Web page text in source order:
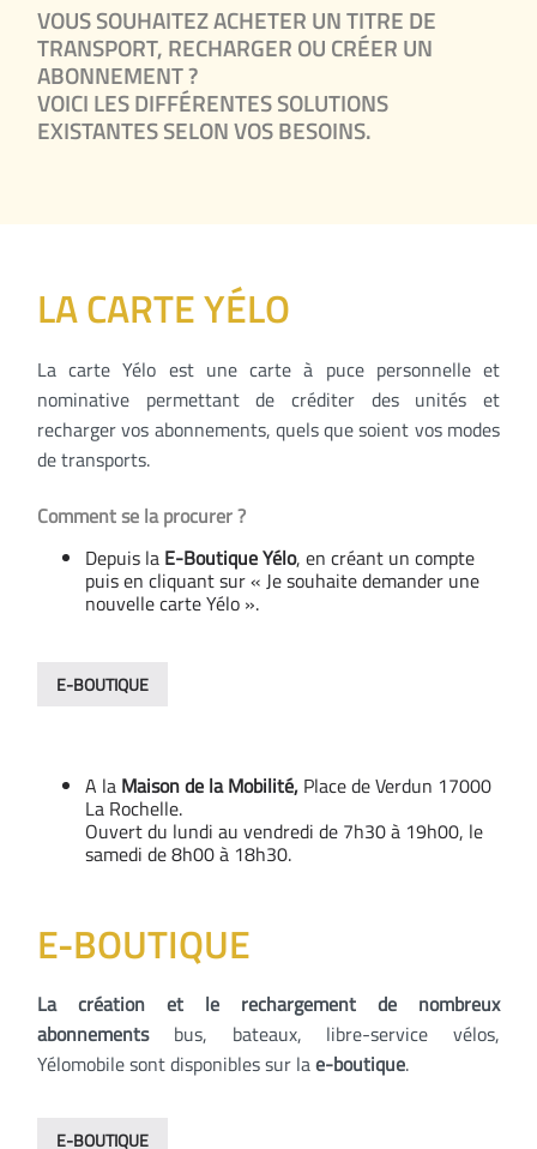
VOUS SOUHAITEZ ACHETER UN TITRE DE
TRANSPORT, RECHARGER OU CRÉER UN
ABONNEMENT ?
VOICI LES DIFFÉRENTES SOLUTIONS
EXISTANTES SELON VOS BESOINS.
LA CARTE YÉLO
La carte Yélo est une carte à puce personnelle et
nominative permettant de créditer des unités et
recharger vos abonnements, quels que soient vos modes
de transports.
Comment se la procurer ?
Depuis la E-Boutique Yélo, en créant un compte
puis en cliquant sur « Je souhaite demander une
nouvelle carte Yélo ».
E-BOUTIQUE
A la Maison de la Mobilité, Place de Verdun 17000
La Rochelle.
Ouvert du lundi au vendredi de 7h30 à 19h00, le
samedi de 8h00 à 18h30.
E-BOUTIQUE
La création et le rechargement de nombreux
abonnementsbus, bateaux, libre-service vélos,
Yélomobile sont disponibles sur lae-boutique.
E-BOUTIQUE